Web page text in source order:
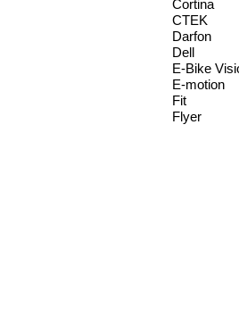
Cortina
CTEK
Darfon
Dell
E-Bike
E-motion
Fit
Flyer